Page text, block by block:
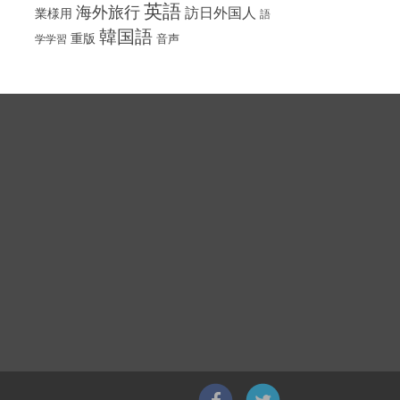
業様用 海外旅行英語訪日外国人 語
学学習 重版 韓国語 音声